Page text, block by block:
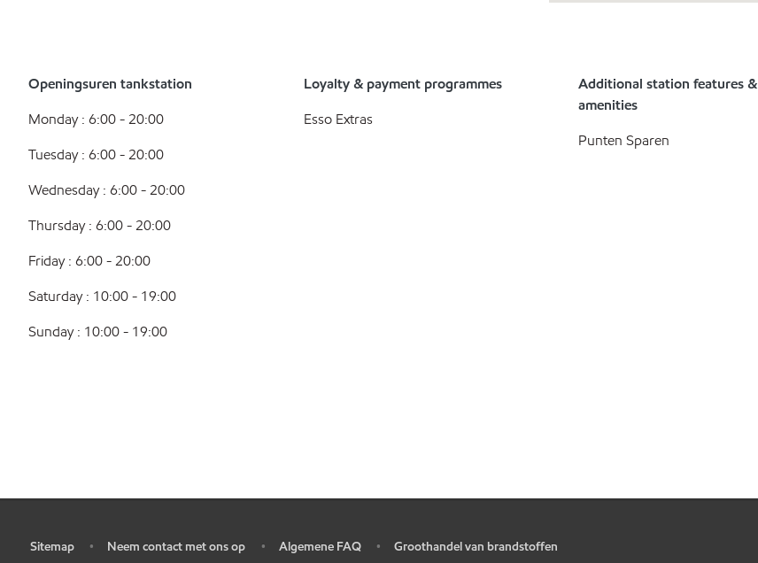
Openingsuren tankstation
Monday : 6:00 - 20:00
Tuesday : 6:00 - 20:00
Wednesday : 6:00 - 20:00
Thursday : 6:00 - 20:00
Friday : 6:00 - 20:00
Saturday : 10:00 - 19:00
Sunday : 10:00 - 19:00
Loyalty & payment programmes
Esso Extras
Additional station features &
amenities
Punten Sparen
Sitemap • Neem contact met ons op • Algemene FAQ • Groothandel van brandstoffen